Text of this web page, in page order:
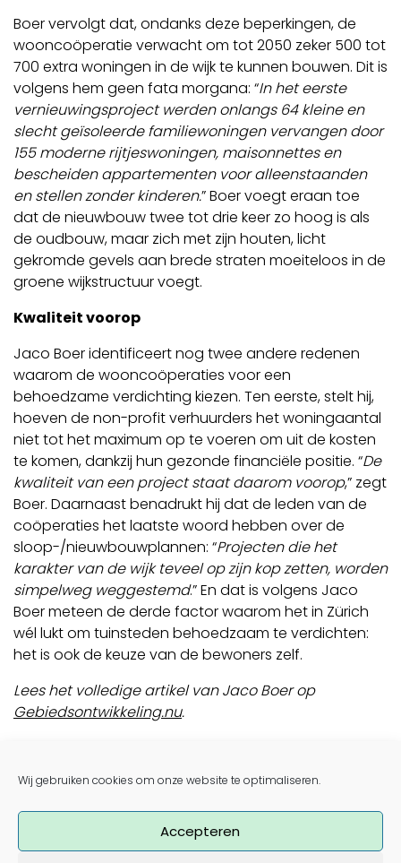
Wij gebruiken cookies om onze website te optimaliseren.
Accepteren
Boer vervolgt dat, ondanks deze beperkingen, de
wooncoöperatie verwacht om tot 2050 zeker 500 tot
700 extra woningen in de wijk te kunnen bouwen. Dit is
volgens hem geen fata morgana: “In het eerste
vernieuwingsproject werden onlangs 64 kleine en
slecht geïsoleerde familiewoningen vervangen door
155 moderne rijtjeswoningen, maisonnettes en
bescheiden appartementen voor alleenstaanden
en stellen zonder kinderen.” Boer voegt eraan toe
dat de nieuwbouw twee tot drie keer zo hoog is als
de oudbouw, maar zich met zijn houten, licht
gekromde gevels aan brede straten moeiteloos in de
groene wijkstructuur voegt.
Kwaliteit voorop
Jaco Boer identificeert nog twee andere redenen
waarom de wooncoöperaties voor een
behoedzame verdichting kiezen. Ten eerste, stelt hij,
hoeven de non-profit verhuurders het woningaantal
niet tot het maximum op te voeren om uit de kosten
te komen, dankzij hun gezonde financiële positie. “De
kwaliteit van een project staat daarom voorop,” zegt
Boer. Daarnaast benadrukt hij dat de leden van de
coöperaties het laatste woord hebben over de
sloop-/nieuwbouwplannen: “Projecten die het
karakter van de wijk teveel op zijn kop zetten, worden
simpelweg weggestemd.” En dat is volgens Jaco
Boer meteen de derde factor waarom het in Zürich
wél lukt om tuinsteden behoedzaam te verdichten:
het is ook de keuze van de bewoners zelf.
Lees het volledige artikel van Jaco Boer op
Gebiedsontwikkeling.nu.
Post navigation
‘Zijn wooncoöperaties de oplossing voor
Manifest wil meer ruimte voor coöperatief wonen als
anti-speculatief model